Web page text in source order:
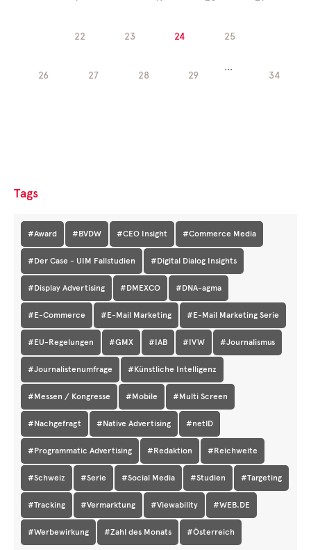
22 23 24 25
26 27 28 29
...
34
Tags
#Award #BVDW #CEO Insight #Commerce Media
#Der Case - UIM Fallstudien #Digital Dialog Insights
#Display Advertising #DMEXCO #DNA-agma
#E-Commerce #E-Mail Marketing #E-Mail Marketing Serie
#EU-Regelungen #GMX #IAB #IVW #Journalismus
#Journalistenumfrage #Künstliche Intelligenz
#Messen / Kongresse #Mobile #Multi Screen
#Nachgefragt #Native Advertising #netID
#Programmatic Advertising #Redaktion #Reichweite
#Schweiz #Serie #Social Media #Studien #Targeting
#Tracking #Vermarktung #Viewability #WEB.DE
#Werbewirkung #Zahl des Monats #Österreich